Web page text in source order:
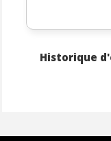
Historique